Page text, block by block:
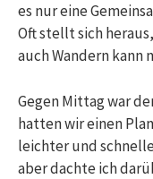
es nur eine
Oft stellt sich
auch Wandern kann
Gegen Mittag war
hatten wir einen
leichter und
aber dachte ich